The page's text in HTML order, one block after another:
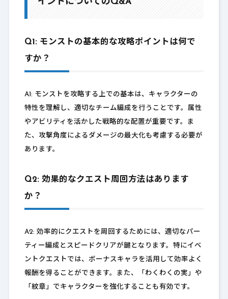
Q1: モンストの基本的な攻略ポイントは何で
すか？
A1: モンストを攻略する上での基本は、キャラクターの
特性を理解し、適切なチーム編成を行うことです。属性
やアビリティを活かした戦略的な配置が重要です。ま
た、攻撃角度によるダメージの最大化も考慮する必要が
あります。
Q2: 効果的なクエスト周回方法はあります
か？
A2: 効率的にクエストを周回するためには、適切なパー
ティー編成とスピードクリアが鍵となります。特にイベ
ントクエストでは、ボーナスキャラを活用して効率よく
報酬を得ることができます。また、「わくわくの実」や
「紋章」でキャラクターを強化することも有効です。